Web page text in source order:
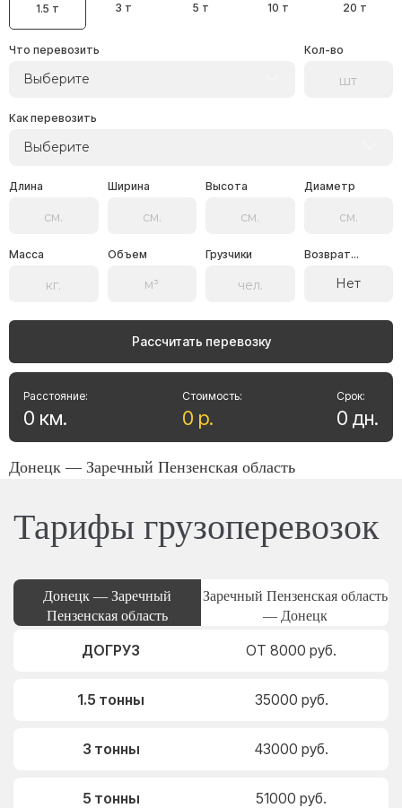
1.5 т 3 т 5 т 10 т 20 т
Что перевозить
Выберите
Кол-во
Как перевозить
Выберите
Длина Ширина Высота Диаметр
Масса Объем Грузчики Возврат...
Нет
Рассчитать перевозку
Стоимость:
0 р.
Расстояние:
0 км.
Срок:
0 дн.
Донецк — Заречный Пензенская область
Тарифы грузоперевозок
Донецк — Заречный
Пензенская область
Заречный Пензенская область
— Донецк
ДОГРУЗ ОТ 8000 руб.
1.5 тонны 35000 руб.
3 тонны 43000 руб.
5 тонны 51000 руб.